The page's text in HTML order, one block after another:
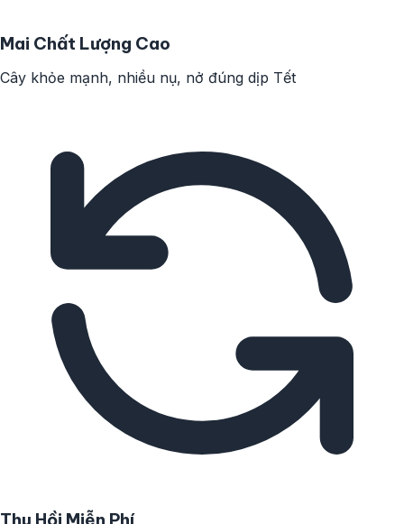
Mai Chất Lượng Cao
Cây khỏe mạnh, nhiều nụ, nở đúng dịp Tết
Thu Hồi Miễn Phí